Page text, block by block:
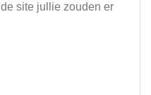
site jullie zouden er